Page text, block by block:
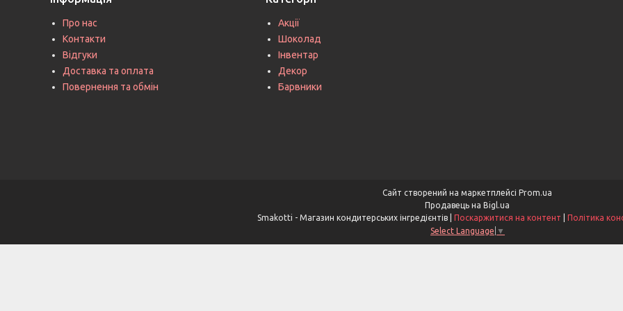
Про нас
Контакти
Відгуки
Доставка та оплата
Повернення та обмін
Акції
Шоколад
Інвентар
Декор
Барвники
Сайт створений на маркетплейсі Prom.ua
Продавець на Bigl.ua
Поскаржитися на контент
Політика
Select Language ▼